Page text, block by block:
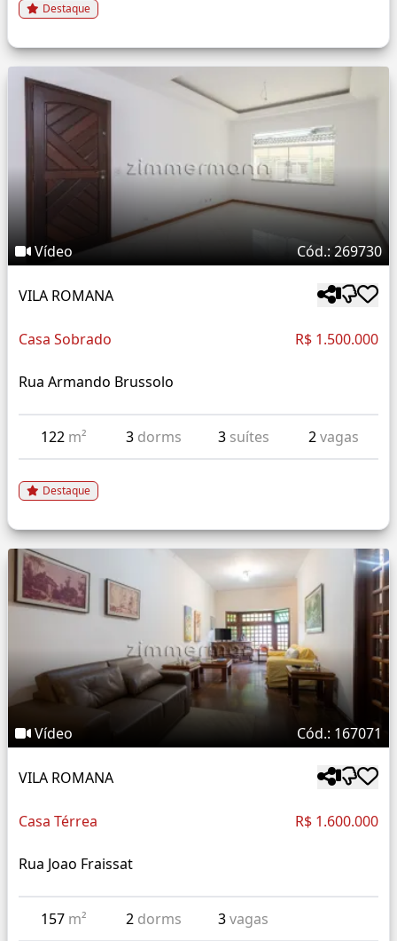
Destaque
Vídeo Cód.: 269730
VILA ROMANA
Casa Sobrado R$ 1.500.000
Rua Armando Brussolo
122 m² 3 dorms 3 suítes 2vagas
Destaque
Vídeo Cód.: 167071
VILA ROMANA
Casa Térrea R$ 1.600.000
Rua Joao Fraissat
157 m² 2 dorms 3vagas